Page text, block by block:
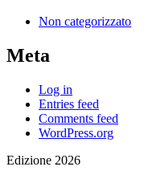
Non categorizzato
Meta
Log in
Entries feed
Comments feed
WordPress.org
Edizione 2026